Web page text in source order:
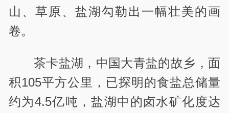
山、草原、盐湖勾勒出一幅壮美的画
卷。
茶卡盐湖，中国大青盐的故乡，面
积105平方公里，已探明的食盐总储量
约为4.5亿吨，盐湖中的卤水矿化度达